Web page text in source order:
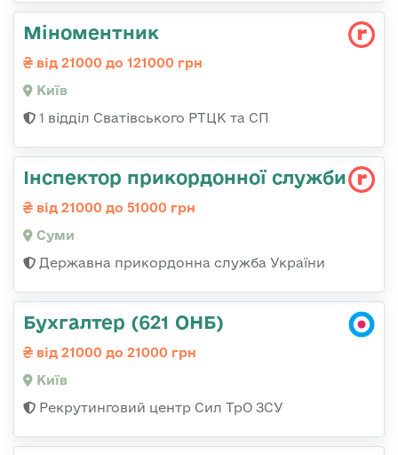
Міноментник
від 21000 до 121000 грн
Київ
1 відділ Сватівського РТЦК та СП
Інспектор прикордонної служби
від 21000 до 51000 грн
Суми
Державна прикордонна служба України
Бухгалтер (621 ОНБ)
від 21000 до 21000 грн
Київ
Рекрутинговий центр Сил ТрО ЗСУ